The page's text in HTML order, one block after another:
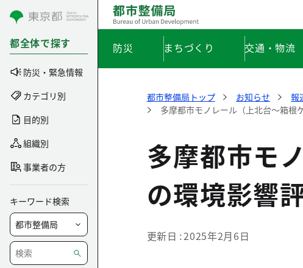
コンテンツにスキップ
都全体で探す
防災・緊急情報
カテゴリ別
目的別
組織別
事業者の方
キーワード検索
防災 まちづくり 交通・物流
都市整備局トップ お知らせ 報
多摩都市モノレール（上北台～箱根
多摩都市モ
の環境影響
更新日 2025年2月6日